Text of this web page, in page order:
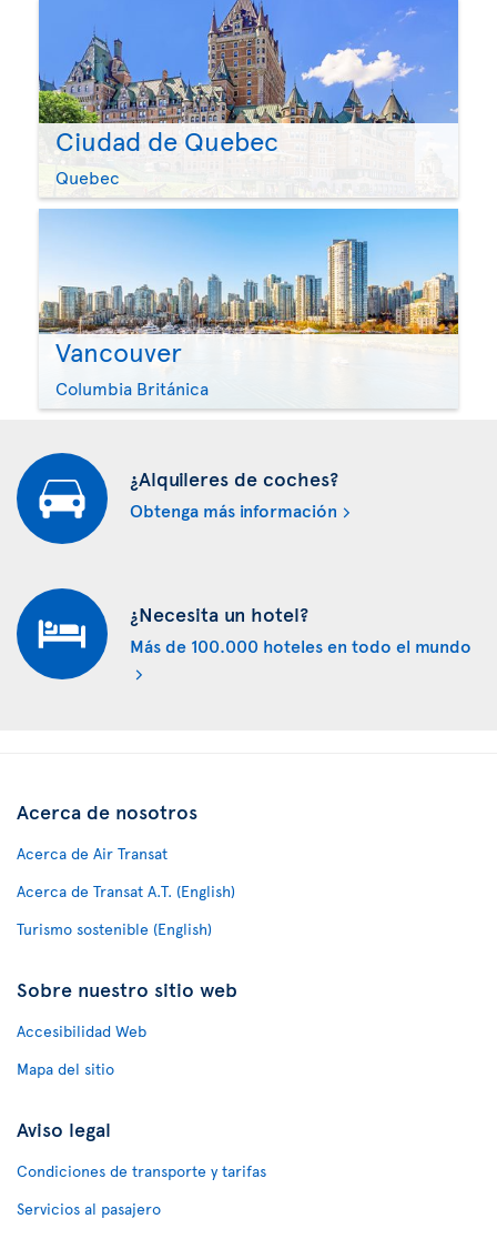
Ciudad de Quebec
Quebec
Vancouver
Columbia Británica
¿Alquileres de coches?
Obtenga más información
¿Necesita un hotel?
Más de 100.000 hoteles en todo el mundo
Acerca de nosotros
Acerca de Air Transat
Acerca de Transat A.T. (English)
Turismo sostenible (English)
Sobre nuestro sitio web
Accesibilidad Web
Mapa del sitio
Aviso legal
Condiciones de transporte y tarifas
Servicios al pasajero